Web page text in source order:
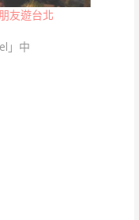
友遊台北
」中